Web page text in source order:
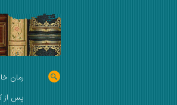
رمان
پس از